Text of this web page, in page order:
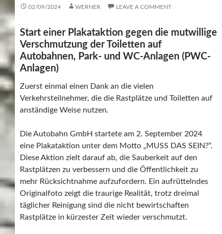
02/09/2024 WERNER LEAVE A COMMENT
Start einer Plakataktion gegen die mutwillige
Verschmutzung der Toiletten auf
Autobahnen, Park- und WC-Anlagen (PWC-
Anlagen)
Zuerst einmal einen Dank an die vielen
Verkehrsteilnehmer, die die Rastplätze und Toiletten auf
anständige Weise nutzen.
Die Autobahn GmbH startete am 2. September 2024
eine Plakataktion unter dem Motto „MUSS DAS SEIN?“.
Diese Aktion zielt darauf ab, die Sauberkeit auf den
Rastplätzen zu verbessern und die Öffentlichkeit zu
mehr Rücksichtnahme aufzufordern. Ein aufrüttelndes
Originalfoto zeigt die traurige Realität, trotz dreimal
täglicher Reinigung sind die nicht bewirtschaften
Rastplätze in kürzester Zeit wieder verschmutzt.